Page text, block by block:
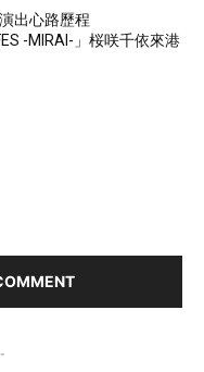
演出心路歷程
-MIRAI-」桜咲千依來港